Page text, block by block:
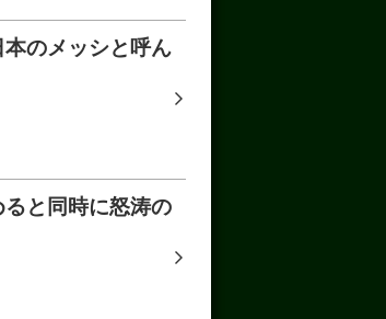
のメッシと呼ん
と同時に怒涛の